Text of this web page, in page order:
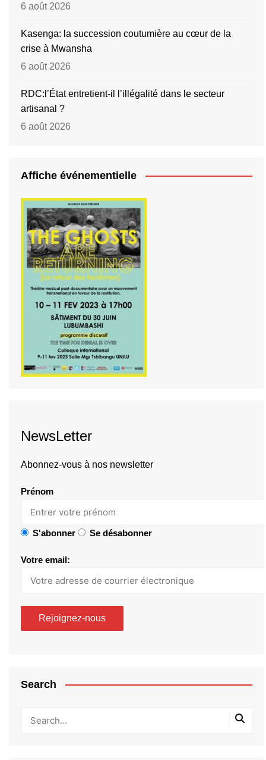
6 août 2026
Kasenga: la succession coutumière au cœur de la
crise à Mwansha
6 août 2026
RDC:l’État entretient-il l’illégalité dans le secteur
artisanal ?
6 août 2026
Affiche événementielle
NewsLetter
Abonnez-vous à nos newsletter
Prénom
S'abonner Se désabonner
Votre email:
Search